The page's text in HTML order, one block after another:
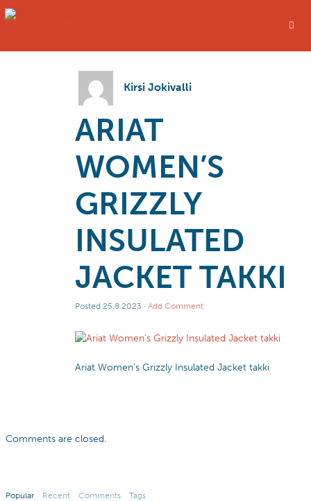
Kirsi Jokivalli
ARIAT
WOMEN’S
GRIZZLY
INSULATED
JACKET TAKKI
Posted 25.8.2023 · Add Comment
Ariat Women’s Grizzly Insulated Jacket takki
Comments are closed.
Popular Recent Comments Tags